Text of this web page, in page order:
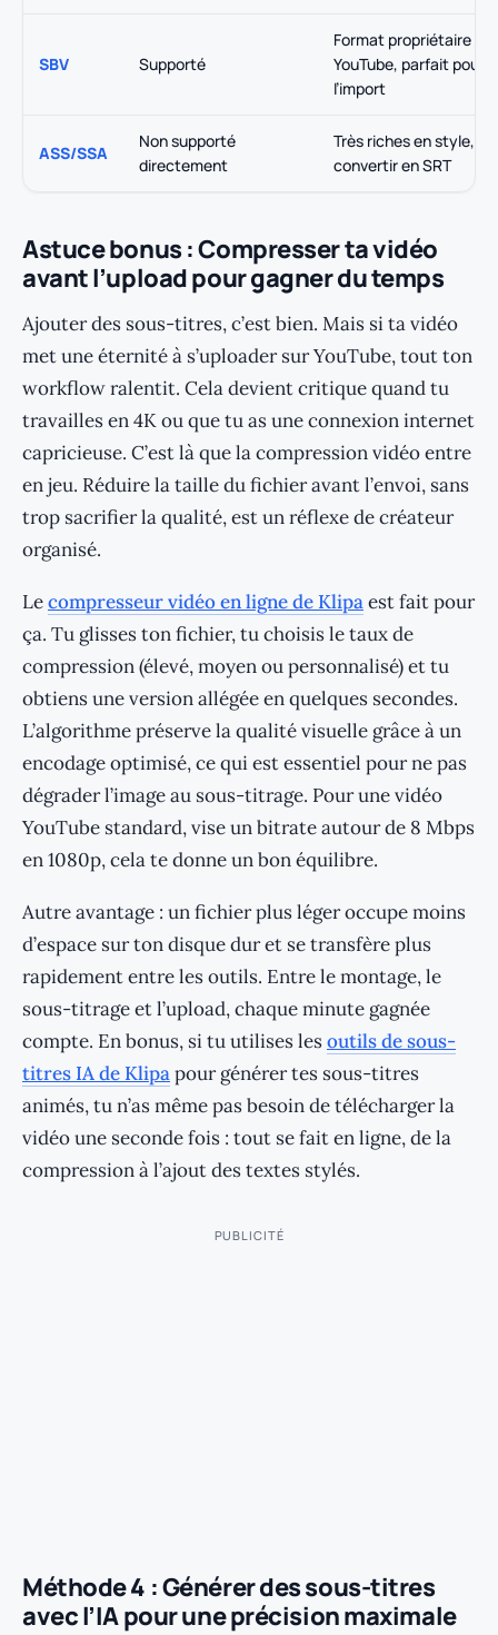
SBV Supporté
Format propriétaire
YouTube, parfait pour
l’import
ASS/SSA
Non supporté
directement
Très riches en style, à
convertir en SRT
Astuce bonus : Compresser ta vidéo
avant l’upload pour gagner du temps
Ajouter des sous-titres, c’est bien. Mais si ta vidéo
met une éternité à s’uploader sur YouTube, tout ton
workflow ralentit. Cela devient critique quand tu
travailles en 4K ou que tu as une connexion internet
capricieuse. C’est là que la compression vidéo entre
en jeu. Réduire la taille du fichier avant l’envoi, sans
trop sacrifier la qualité, est un réflexe de créateur
organisé.
Lecompresseur vidéo en ligne de Klipaest fait pour
ça. Tu glisses ton fichier, tu choisis le taux de
compression (élevé, moyen ou personnalisé) et tu
obtiens une version allégée en quelques secondes.
L’algorithme préserve la qualité visuelle grâce à un
encodage optimisé, ce qui est essentiel pour ne pas
dégrader l’image au sous-titrage. Pour une vidéo
YouTube standard, vise un bitrate autour de 8 Mbps
en 1080p, cela te donne un bon équilibre.
Autre avantage : un fichier plus léger occupe moins
d’espace sur ton disque dur et se transfère plus
rapidement entre les outils. Entre le montage, le
sous-titrage et l’upload, chaque minute gagnée
compte. En bonus, si tu utilises lesoutils de sous-
titres IA de Klipapour générer tes sous-titres
animés, tu n’as même pas besoin de télécharger la
vidéo une seconde fois : tout se fait en ligne, de la
compression à l’ajout des textes stylés.
PUBLICITÉ
Méthode 4 : Générer des sous-titres
avec l’IA pour une précision maximale